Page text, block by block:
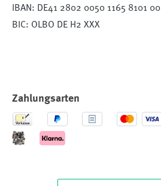
IBAN: DE41 2802 0050 1165 8101 00
BIC: OLBO DE H2 XXX
Zahlungsarten